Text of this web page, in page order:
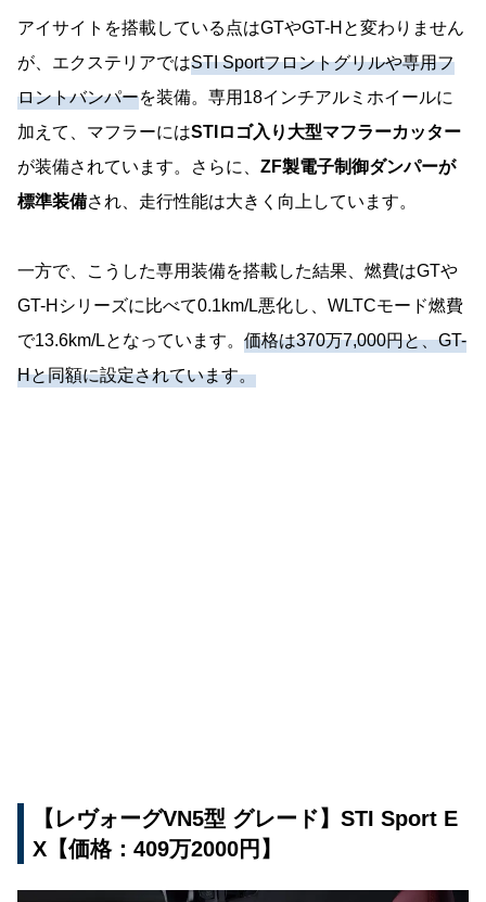
アイサイトを搭載している点はGTやGT-Hと変わりません
が、エクステリアではSTI Sportフロントグリルや専用フ
ロントバンパーを装備。専用18インチアルミホイールに
加えて、マフラーにはSTIロゴ入り大型マフラーカッター
が装備されています。さらに、 ZF製電子制御ダンパーが
標準装備され、走行性能は大きく向上しています。
一方で、こうした専用装備を搭載した結果、燃費はGTや
GT-Hシリーズに比べて0.1km/L悪化し、WLTCモード燃費
で13.6km/Lとなっています。 価格は370万7,000円と、GT-
Hと同額に設定されています。
【レヴォーグVN5型 グレード】STI Sport E
X【価格：409万2000円】